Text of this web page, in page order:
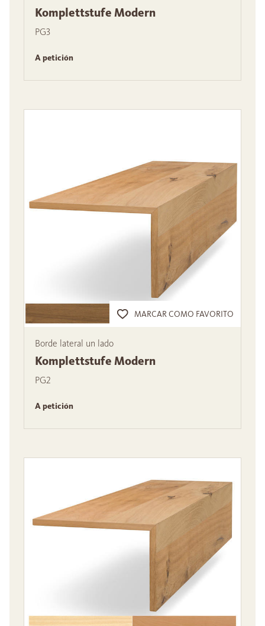
Komplettstufe Modern
PG3
A petición
MARCAR COMO FAVORITO
Borde lateral un lado
Komplettstufe Modern
PG2
A petición